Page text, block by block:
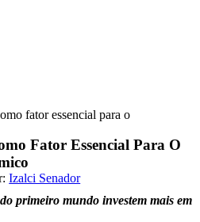
fator essencial para o
Fator Essencial Para O
Izalci Senador
primeiro mundo investem mais em